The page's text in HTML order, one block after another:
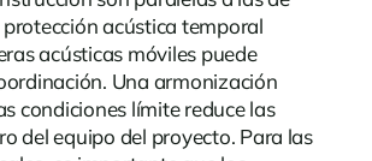
acústica temporal
acústicas móviles puede
Una armonización
condiciones límite reduce las
del equipo del proyecto. Para las